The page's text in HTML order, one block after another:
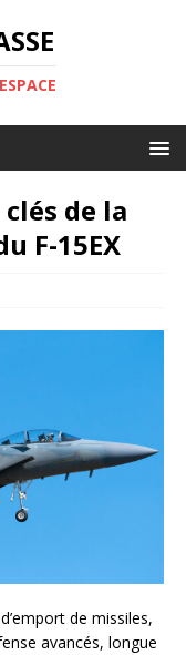
de la
F-15EX
de missiles,
avancés, longue